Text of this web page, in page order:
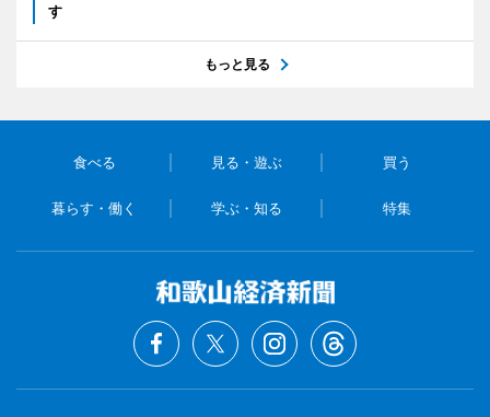
す
もっと見る
食べる 見る・遊ぶ 買う
暮らす・働く 学ぶ・知る 特集